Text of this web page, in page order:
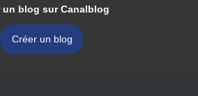
un blog sur Canalblog
Créer un blog